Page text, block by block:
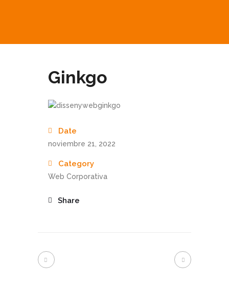
Ginkgo
Date
noviembre 21, 2022
Category
Web Corporativa
Share